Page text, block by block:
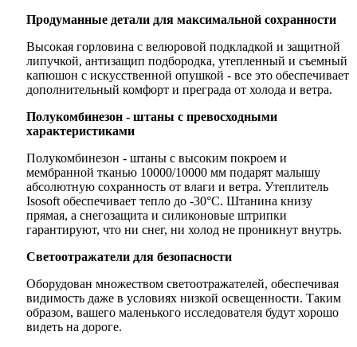
Продуманные детали для максимальной сохранности
Высокая горловина с велюровой подкладкой и защитной
липучкой, антизащип подбородка, утепленный и съемный
капюшон с искусственной опушкой - все это обеспечивает
дополнительный комфорт и преграда от холода и ветра.
Полукомбинезон - штаны с превосходными
характеристиками
Полукомбинезон - штаны с высоким покроем и
мембранной тканью 10000/10000 мм подарят малышу
абсолютную сохранность от влаги и ветра. Утеплитель
Isosoft обеспечивает тепло до -30°C. Штанина книзу
прямая, а снегозащита и силиконовые штрипки
гарантируют, что ни снег, ни холод не проникнут внутрь.
Светоотражатели для безопасности
Оборудован множеством светоотражателей, обеспечивая
видимость даже в условиях низкой освещенности. Таким
образом, вашего маленького исследователя будут хорошо
видеть на дороге.